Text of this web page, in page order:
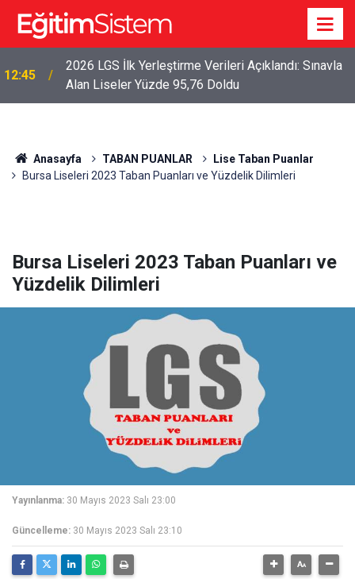
12:45
2026 LGS İlk Yerleştirme Verileri Açıklandı: Sınavla
Alan Liseler Yüzde 95,76 Doldu
Anasayfa TABAN PUANLAR
Lise Taban Puanlar
Bursa Liseleri 2023 Taban Puanları ve Yüzdelik Dilimleri
Bursa Liseleri 2023 Taban Puanları ve
Yüzdelik Dilimleri
Yayınlanma: 30 Mayıs 2023 Salı 23:00
Güncelleme: 30 Mayıs 2023 Salı 23:10